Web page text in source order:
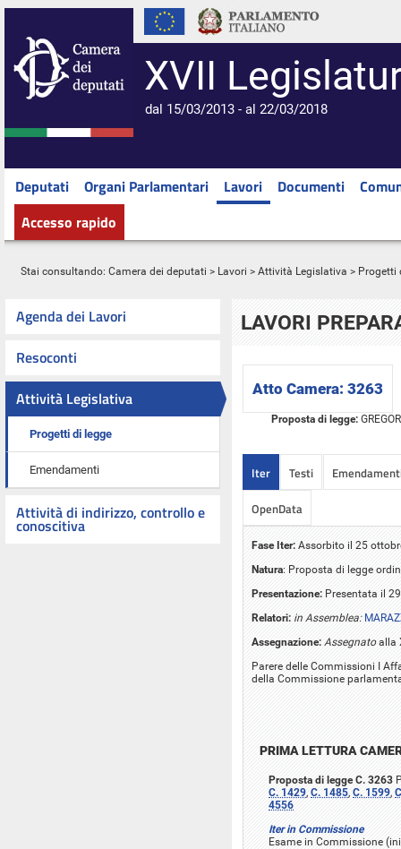
XVII
dal 15/03/2013 - al 22/03/2018
Deputati Organi Parlamentari Lavori Documenti
Accesso rapido
Stai consultando: Camera dei deputati > Lavori > Attività Legislativa > Progetti
Agenda dei Lavori
Resoconti
Attività Legislativa
Progetti di legge
Emendamenti
Attività di indirizzo, controllo e
conoscitiva
LAVORI
Atto Camera: 3263
Proposta di legge:
Iter Testi
OpenData
Fase Iter: Assorbito il 25
Natura: Proposta di legge
Presentazione: Presentata il
Relatori: in Assemblea:
Assegnazione: Assegnatoalla
Parere delle Commissioni I
della Commissione
PRIMA LETTURA
Proposta di legge C. 3263
C. 1429, C. 1485, C. 1599,
4556
Iter in Commissione
Esame in Commissione